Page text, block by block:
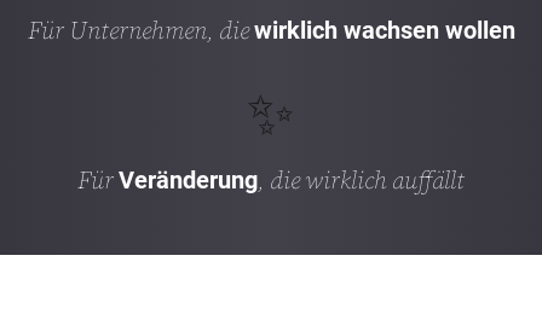
Für Unternehmen, diewirklich wachsen wollen
✨
FürVeränderung, die wirklich auffällt